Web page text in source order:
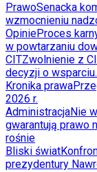
PrawoSenacka
wzmocnieniu
OpinieProces
w powtarzaniu
CITZwolnienie z
decyzji o
Kronika prawa
2026 r.
AdministracjaNie
gwarantują prawo
rośnie
Bliski świat
prezydentury